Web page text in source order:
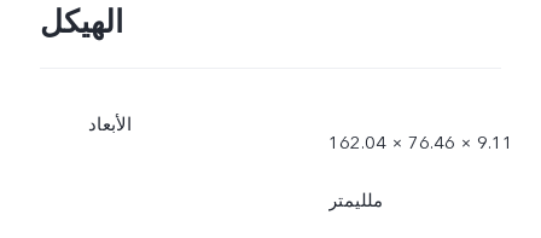
الهيكل
الأبعاد
162.04 × 76.46 × 9.11
ملليمتر